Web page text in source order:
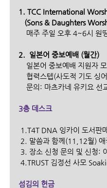
1. TCC International
(Sons & Daughters
매주 주일 오후 4~6시 원
2.  일본어 중보예배 (월간)
일본어 중보예배 지원자
협력스텝(사도적 기도 싱
문의: 마츠카네 유키요
3층 데스크
1.T4T DNA 잉카이 도서판
2. 말씀과 함께(11,12월)
3. 장소 신청 문의 및 신청:
4.TRUST 김정선 사모
섬김의 헌금